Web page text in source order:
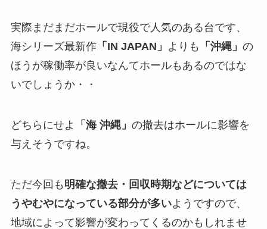
実際まだまだホールで現役で人気のある台です、
海シリーズ最新作「IN JAPAN」 よりも 「沖縄」 の
ほうが稼働率が良いなんてホールもあるのではな
いでしょうか・・
どちらにせよ 「海 沖縄」 の撤去はホールに影響を
与えそうですね。
ただ今回も 明確な撤去・回収時期などについては
うやむやになっている部分が多いようですので、
地域によって影響が変わってくるのかもしれませ